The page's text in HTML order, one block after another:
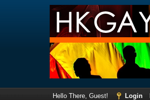
Hello There, Guest! Login